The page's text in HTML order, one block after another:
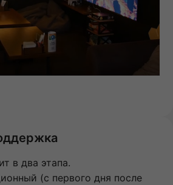
в два этапа.
(с первого дня после